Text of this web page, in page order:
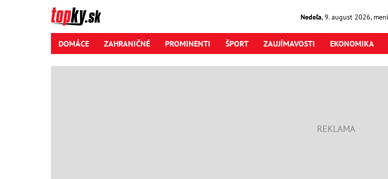
Nedeľa,9. august2026,
DOMÁCE ZAHRANIČNÉ PROMINENTI ŠPORT ZAUJÍMAVOSTI EKONOMIKA